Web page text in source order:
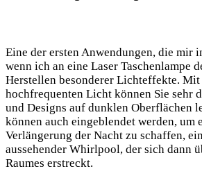
Eine der ersten Anwendungen, die mir
wenn ich an eine Laser Taschenlampe
⁤Herstellen besonderer Lichteffekte. Mit
hochfrequenten Licht können Sie sehr
und ⁣Designs auf dunklen Oberflächen
können auch eingeblendet werden, um
Verlängerung⁤ der Nacht zu schaffen,⁤
aussehender Whirlpool, der sich dann
Raumes erstreckt.